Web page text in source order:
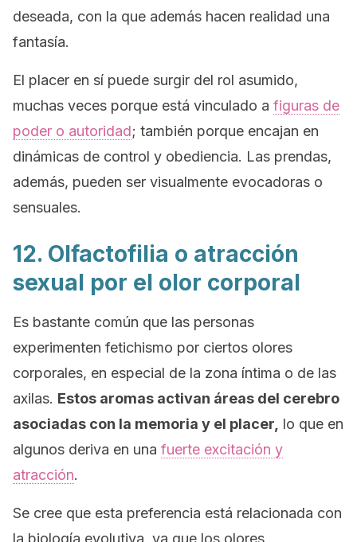
deseada, con la que además hacen realidad una
fantasía.
El placer en sí puede surgir del rol asumido,
muchas veces porque está vinculado a figuras de
poder o autoridad; también porque encajan en
dinámicas de control y obediencia. Las prendas,
además, pueden ser visualmente evocadoras o
sensuales.
12. Olfactofilia o atracción
sexual por el olor corporal
Es bastante común que las personas
experimenten fetichismo por ciertos olores
corporales, en especial de la zona íntima o de las
axilas. Estos aromas activan áreas del cerebro
asociadas con la memoria y el placer, lo que en
algunos deriva en una fuerte excitación y
atracción.
Se cree que esta preferencia está relacionada con
la biología evolutiva, ya que los olores